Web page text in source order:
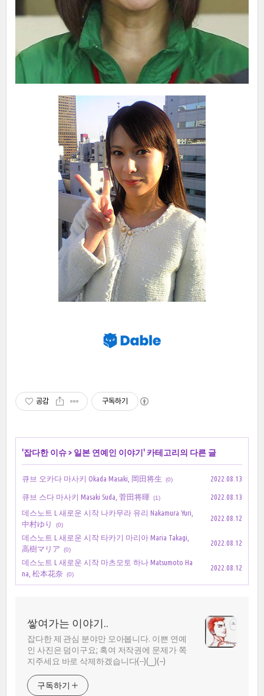
공감 구독하기
'잡다한 이슈> 일본 연예인 이야기 ' 카테고리의 다른 글
큐브 오카다 마사키 Okada Masaki, 岡田将生 (0) 2022.08.13
큐브 스다 마사키 Masaki Suda, 菅田将暉 (1)
2022.08.13
데스노트 L 새로운 시작 나카무라 유리 Nakamura Yuri,
中村ゆり
(0)
2022.08.12
데스노트 L 새로운 시작 타카기 마리아 Maria Takagi,
高樹マリア
(0)
2022.08.12
데스노트 L 새로운 시작 마츠모토 하나 Matsumoto Ha
na, 松本花奈
(0)
2022.08.12
쌓여가는 이야기..
잡다한 제 관심 분야만 모아봅니다. 이쁜 연예
인 사진은 덤이구요; 혹여 저작권에 문제가 쪽
지주세요 바로 삭제하겠습니다(--)(__)(--)
구독하기